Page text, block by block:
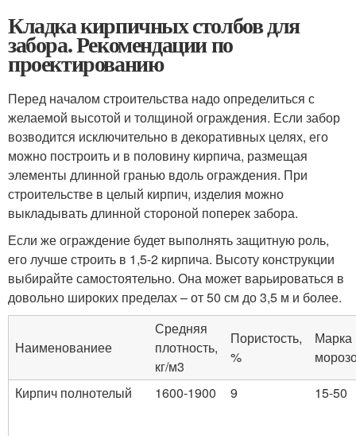
Кладка кирпичных столбов для
забора. Рекомендации по
проектированию
Перед началом строительства надо определиться с
желаемой высотой и толщиной ограждения. Если забор
возводится исключительно в декоративных целях, его
можно построить и в половину кирпича, размещая
элементы длинной гранью вдоль ограждения. При
строительстве в целый кирпич, изделия можно
выкладывать длинной стороной поперек забора.
Если же ограждение будет выполнять защитную роль,
его лучше строить в 1,5-2 кирпича. Высоту конструкции
выбирайте самостоятельно. Она может варьироваться в
довольно широких пределах – от 50 см до 3,5 м и более.
Наименованиее
Средняя
плотность,
кг/м3
Пористость,
%
Марка
Кирпич полнотелый
1600-1900 9 15-50